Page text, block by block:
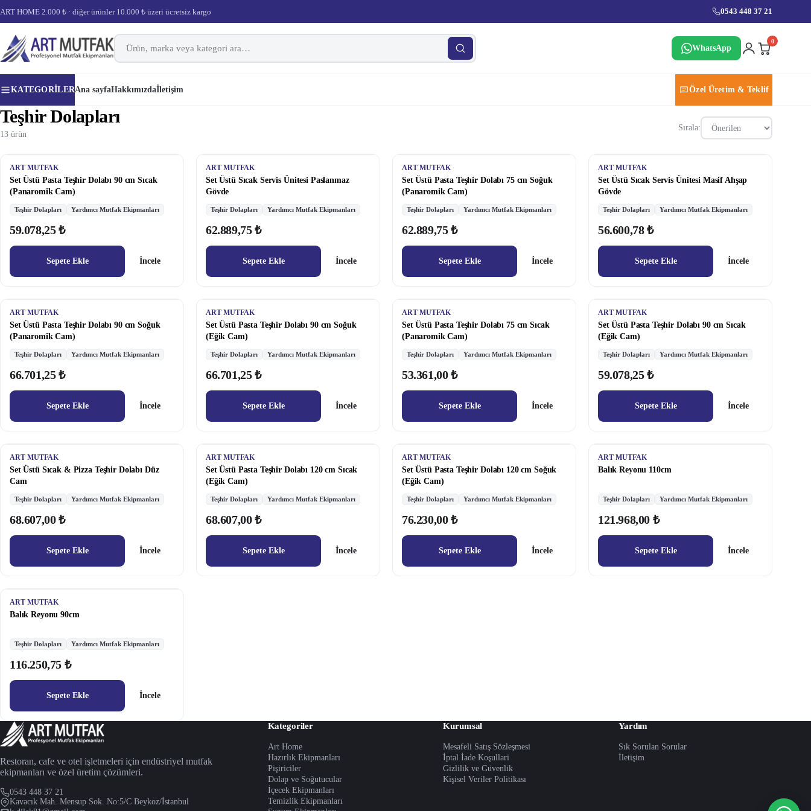
ART HOME 2.000 ₺ · diğer ürünler 10.000 ₺ üzeri ücretsiz kargo 0543 448 37 21
WhatsApp
0
KATEGORILERAna sayfaHakkımızdaİletişim Özel Üretim & Teklif
Teşhir Dolapları
13 ürün
Sırala:
ART MUTFAK
Set Üstü Pasta Teşhir Dolabı 90 cm Sıcak
(Panaromik Cam)
Teşhir Dolapları Yardımcı Mutfak Ekipmanları
59.078,25 ₺
Sepete Ekle İncele
ART MUTFAK
Set Üstü Sıcak Servis Ünitesi Paslanmaz
Gövde
Teşhir Dolapları Yardımcı Mutfak Ekipmanları
62.889,75 ₺
Sepete Ekle İncele
ART MUTFAK
Set Üstü Pasta Teşhir Dolabı 75 cm Soğuk
(Panaromik Cam)
Teşhir Dolapları Yardımcı Mutfak Ekipmanları
62.889,75 ₺
Sepete Ekle İncele
ART MUTFAK
Set Üstü Sıcak Servis Ünitesi Masif Ahşap
Gövde
Teşhir Dolapları Yardımcı Mutfak Ekipmanları
56.600,78 ₺
Sepete Ekle İncele
ART MUTFAK
Set Üstü Pasta Teşhir Dolabı 90 cm Soğuk
(Panaromik Cam)
Teşhir Dolapları Yardımcı Mutfak Ekipmanları
66.701,25 ₺
Sepete Ekle İncele
ART MUTFAK
Set Üstü Pasta Teşhir Dolabı 90 cm Soğuk
(Eğik Cam)
Teşhir Dolapları Yardımcı Mutfak Ekipmanları
66.701,25 ₺
Sepete Ekle İncele
ART MUTFAK
Set Üstü Pasta Teşhir Dolabı 75 cm Sıcak
(Panaromik Cam)
Teşhir Dolapları Yardımcı Mutfak Ekipmanları
53.361,00 ₺
Sepete Ekle İncele
ART MUTFAK
Set Üstü Pasta Teşhir Dolabı 90 cm Sıcak
(Eğik Cam)
Teşhir Dolapları Yardımcı Mutfak Ekipmanları
59.078,25 ₺
Sepete Ekle İncele
ART MUTFAK
Set Üstü Sıcak & Pizza Teşhir Dolabı Düz
Cam
Teşhir Dolapları Yardımcı Mutfak Ekipmanları
68.607,00 ₺
Sepete Ekle İncele
ART MUTFAK
Set Üstü Pasta Teşhir Dolabı 120 cm Sıcak
(Eğik Cam)
Teşhir Dolapları Yardımcı Mutfak Ekipmanları
68.607,00 ₺
Sepete Ekle İncele
ART MUTFAK
Set Üstü Pasta Teşhir Dolabı 120 cm Soğuk
(Eğik Cam)
Teşhir Dolapları Yardımcı Mutfak Ekipmanları
76.230,00 ₺
Sepete Ekle İncele
ART MUTFAK
Balık Reyonu 110cm
Teşhir Dolapları Yardımcı Mutfak Ekipmanları
121.968,00 ₺
Sepete Ekle İncele
ART MUTFAK
Balık Reyonu 90cm
Teşhir Dolapları Yardımcı Mutfak Ekipmanları
116.250,75 ₺
Sepete Ekle İncele
Restoran, cafe ve otel işletmeleri için endüstriyel mutfak
ekipmanları ve özel üretim çözümleri.
0543 448 37 21
Kavacık Mah. Mensup Sok. No:5/C Beykoz/İstanbul
Kategoriler
Art Home
Hazırlık Ekipmanları
Pişiriciler
Dolap ve Soğutucular
İçecek Ekipmanları
Temizlik Ekipmanları
Kurumsal
Mesafeli Satış Sözleşmesi
İptal İade Koşullari
Gizlilik ve Güvenlik
Kişisel Veriler Politikası
Yardım
Sık Sorulan Sorular
İletişim